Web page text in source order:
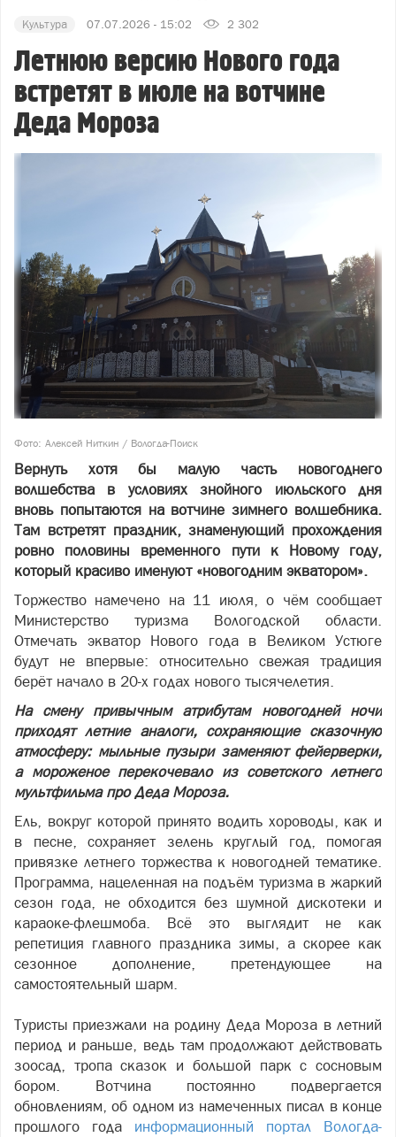
Культура 07.07.2026 - 15:02 2 302
Летнюю версию Нового года
встретят в июле на вотчине
Деда Мороза
Фото: Алексей Ниткин / Вологда-Поиск
Вернуть хотя бы малую часть новогоднего
волшебства в условиях знойного июльского дня
вновь попытаются на вотчине зимнего волшебника.
Там встретят праздник, знаменующий прохождения
ровно половины временного пути к Новому году,
который красиво именуют «новогодним экватором».
Торжество намечено на 11 июля, о чём сообщает
Министерство туризма Вологодской области.
Отмечать экватор Нового года в Великом Устюге
будут не впервые: относительно свежая традиция
берёт начало в 20-х годах нового тысячелетия.
На смену привычным атрибутам новогодней ночи
приходят летние аналоги, сохраняющие сказочную
атмосферу: мыльные пузыри заменяют фейерверки,
а мороженое перекочевало из советского летнего
мультфильма про Деда Мороза.
Ель, вокруг которой принято водить хороводы, как и
в песне, сохраняет зелень круглый год, помогая
привязке летнего торжества к новогодней тематике.
Программа, нацеленная на подъём туризма в жаркий
сезон года, не обходится без шумной дискотеки и
караоке-флешмоба. Всё это выглядит не как
репетиция главного праздника зимы, а скорее как
сезонное дополнение, претендующее на
самостоятельный шарм.
Туристы приезжали на родину Деда Мороза в летний
период и раньше, ведь там продолжают действовать
зоосад, тропа сказок и большой парк с сосновым
бором. Вотчина постоянно подвергается
обновлениям, об одном из намеченных писал в конце
прошлого года информационный портал Вологда-